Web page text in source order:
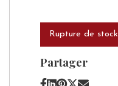
Rupture de stock
Partager